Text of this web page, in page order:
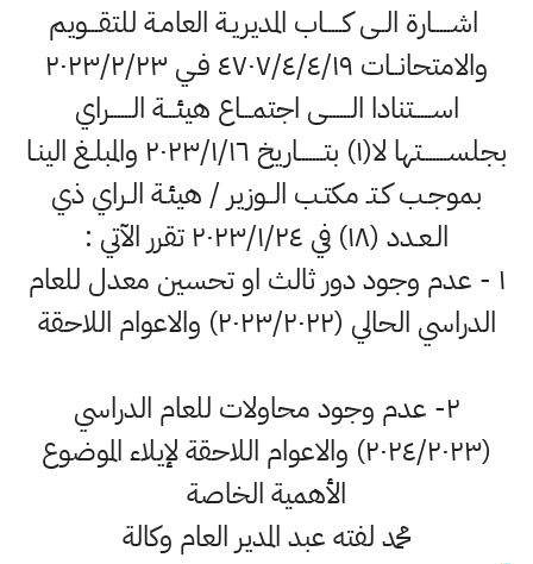
اشـــــارة الــى كـــــاب المديريـة العامـة للتقـــويم
والامتحانــات ٤٧٠٧/٤/٤/۱٩ فـي ۲۰۲۳/۲/۲۳
اســـــتنادا الـــــــى اجتمـــاع هيئـــة الــــــراي
بجلســـــــتها لا(۱) بتـــــــاريخ ۲۰۲۳/۱/۱٦ والمبلـغ الينـا
بموجـب كـتـ مكتـب الــوزير / هيئـة الـراي ذي
الـعـدد (۱۸) في ۲۰۲۳/١/٢٤ تقرر الآتي :
١ - عدم وجود دور ثالث او تحسين معدل للعام
الدراسي الحالي (۲۰۲۳/۲۰۲۲) والاعوام اللاحقة
۲- عدم وجود محاولات للعام الدراسي
(٢٠٢٤/٢٠٢٣) والاعوام اللاحقة لإيلاء الموضوع
الأهمية الخاصة
محمد لفته عبد المدير العام وكالة